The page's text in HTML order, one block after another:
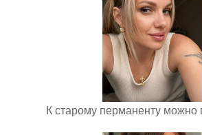
К старому перманенту можно